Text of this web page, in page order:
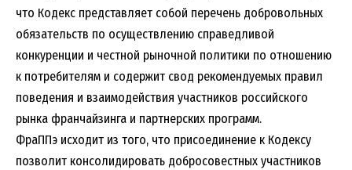
что Кодекс представляет собой перечень добровольных
обязательств по осуществлению справедливой
конкуренции и честной рыночной политики по отношению
к потребителям и содержит свод рекомендуемых правил
поведения и взаимодействия участников российского
рынка франчайзинга и партнерских программ.
ФраППэ исходит из того, что присоединение к Кодексу
позволит консолидировать добросовестных участников